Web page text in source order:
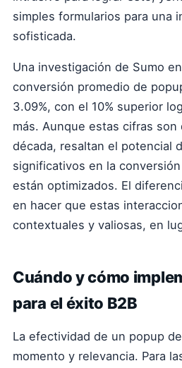
simples formularios para una
sofisticada.
Una investigación de Sumo
conversión promedio de
3.09%, con el 10% superior
más. Aunque estas cifras son
década, resaltan el potencial
significativos en la
están optimizados. El
en hacer que estas
contextuales y valiosas, en
Cuándo y cómo
para el éxito B2B
La efectividad de un popup
momento y relevancia. Para